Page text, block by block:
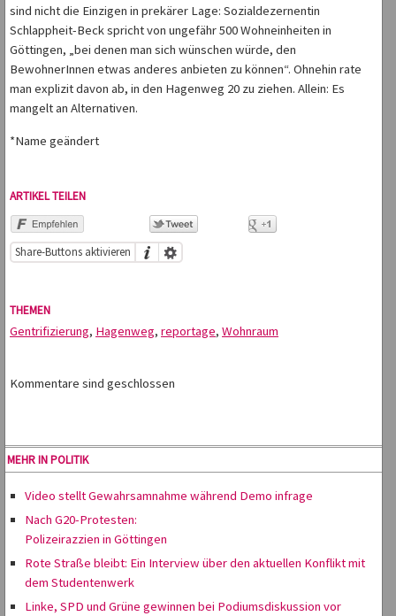
sind nicht die Einzigen in prekärer Lage: Sozialdezernentin
Schlappheit-Beck spricht von ungefähr 500 Wohneinheiten in
Göttingen, „bei denen man sich wünschen würde, den
BewohnerInnen etwas anderes anbieten zu können“. Ohnehin rate
man explizit davon ab, in den Hagenweg 20 zu ziehen. Allein: Es
mangelt an Alternativen.
*Name geändert
ARTIKEL TEILEN
Share-Buttons aktivieren
THEMEN
Gentrifizierung, Hagenweg, reportage, Wohnraum
Kommentare sind geschlossen
MEHR IN POLITIK
Video stellt Gewahrsamnahme während Demo infrage
Nach G20-Protesten:
Polizeirazzien in Göttingen
Rote Straße bleibt: Ein Interview über den aktuellen Konflikt mit
dem Studentenwerk
Linke, SPD und Grüne gewinnen bei Podiumsdiskussion vor